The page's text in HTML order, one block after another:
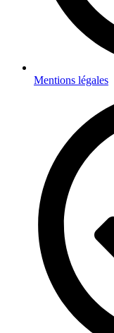
Mentions légales